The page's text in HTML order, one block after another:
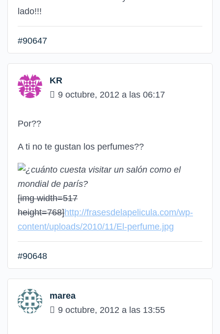
lado!!!
#90647
KR
9 octubre, 2012 a las 06:17
Por??
A ti no te gustan los perfumes??
[img width=517
height=768]http://frasesdelapelicula.com/wp-
content/uploads/2010/11/El-perfume.jpg
#90648
marea
9 octubre, 2012 a las 13:55